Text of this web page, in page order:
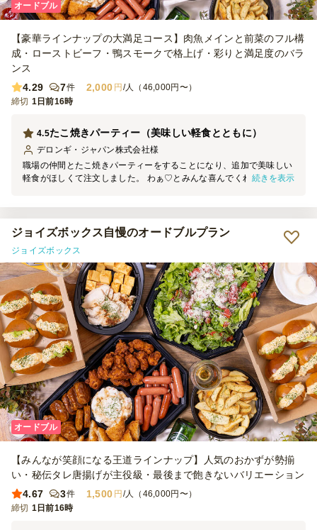
オードブル
【豪華ラインナップの大満足コース】肉魚メインと前菜のフル構
成・ローストビーフ・鴨スモークで格上げ・彩りと満足度のバラ
ンス
4.29
7件 2,000 円 /人（46,000円〜）
締切 1日前16時
たこ焼きパーティー（美味しい軽食とともに）
4.5
デロンギ・ジャパン株式会社様
職場の仲間とたこ焼きパーティーをすることになり、追加で美味しい
軽食がほしくて注文しました。 わぁ♡とみんな喜んでくれました
ん。 でも、どれも美味しかったのでまた利用したいです！トレイ等
のごみが少なめだったのも◎
続きを表示
ジョイズボックス自慢のオードブルプラン
ジョイズボックス
オードブル
【みんなが笑顔になる王道ラインナップ】人気のおかずが勢揃
い・秘伝タレ唐揚げが主役級・最後まで飽きないバリエーション
4.67
3件 1,500 円 /人（46,000円〜）
締切 1日前16時